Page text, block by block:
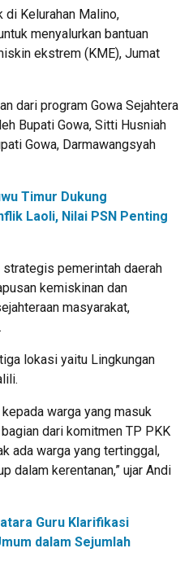
di Kelurahan Malino,
menyalurkan bantuan
ekstrem (KME), Jumat
dari program Gowa Sejahtera
Bupati Gowa, Sitti Husniah
Gowa, Darmawangsyah
Timur Dukung
Laoli, Nilai PSN Penting
pemerintah daerah
kemiskinan dan
masyarakat,
lokasi yaitu Lingkungan
warga yang masuk
dari komitmen TP PKK
ada warga yang tertinggal,
dalam kerentanan,” ujar Andi
Guru Klarifikasi
dalam Sejumlah